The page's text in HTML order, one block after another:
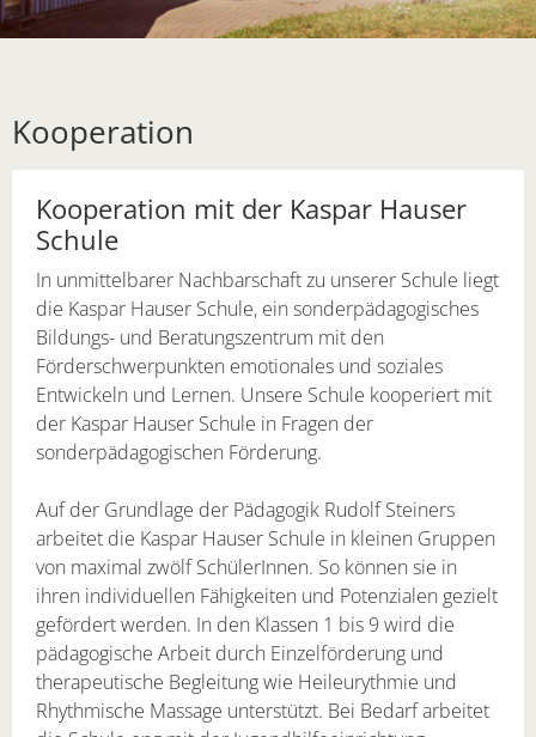
Kooperation
Kooperation mit der Kaspar Hauser
Schule
In unmittelbarer Nachbarschaft zu unserer Schule liegt
die Kaspar Hauser Schule, ein sonderpädagogisches
Bildungs- und Beratungszentrum mit den
Förderschwerpunkten emotionales und soziales
Entwickeln und Lernen. Unsere Schule kooperiert mit
der Kaspar Hauser Schule in Fragen der
sonderpädagogischen Förderung.
Auf der Grundlage der Pädagogik Rudolf Steiners
arbeitet die Kaspar Hauser Schule in kleinen Gruppen
von maximal zwölf SchülerInnen. So können sie in
ihren individuellen Fähigkeiten und Potenzialen gezielt
gefördert werden. In den Klassen 1 bis 9 wird die
pädagogische Arbeit durch Einzelförderung und
therapeutische Begleitung wie Heileurythmie und
Rhythmische Massage unterstützt. Bei Bedarf arbeitet